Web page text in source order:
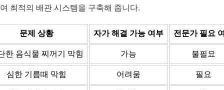
최적의 배관 시스템을 구축해 줍니다.
문제 상황 자가 해결 가능 여부 전문가 필요
한 음식물 찌꺼기 막힘 가능 불필요
심한 기름때 막힘 어려움 필요